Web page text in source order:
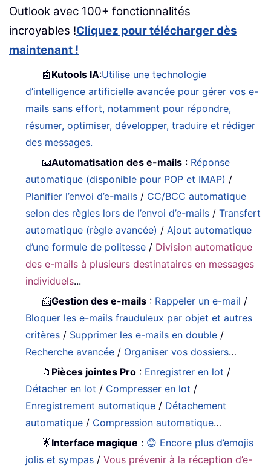
Outlook avec 100+ fonctionnalités
incroyables !Cliquez pour télécharger dès
maintenant !
🤖 Kutools IA:Utilise une technologie
d’intelligence artificielle avancée pour gérer vos e-
mails sans effort, notamment pour répondre,
résumer, optimiser, développer, traduire et rédiger
des messages.
📧Automatisation des e-mails : Réponse
automatique (disponible pour POP et IMAP) /
Planifier l’envoi d’e-mails / CC/BCC automatique
selon des règles lors de l’envoi d’e-mails /Transfert
automatique (règle avancée) /Ajout automatique
d’une formule de politesse / Division automatique
des e-mails à plusieurs destinataires en messages
individuels...
📨Gestion des e-mails : Rappeler un e-mail /
Bloquer les e-mails frauduleux par objet et autres
critères / Supprimer les e-mails en double /
Recherche avancée / Organiser vos dossiers…
📁 Pièces jointes Pro : Enregistrer en lot /
Détacher en lot / Compresser en lot /
Enregistrement automatique / Détachement
automatique / Compression automatique…
🌟Interface magique : 😊 Encore plus d’emojis
jolis et sympas /Vous prévenir à la réception d’e-